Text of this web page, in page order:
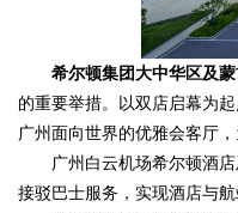
d
希尔顿集团大中华区及
的重要举措。以双店启幕为
广州面向世界的优雅会客厅
广州白云机场希尔顿酒
接驳巴士服务，实现酒店与